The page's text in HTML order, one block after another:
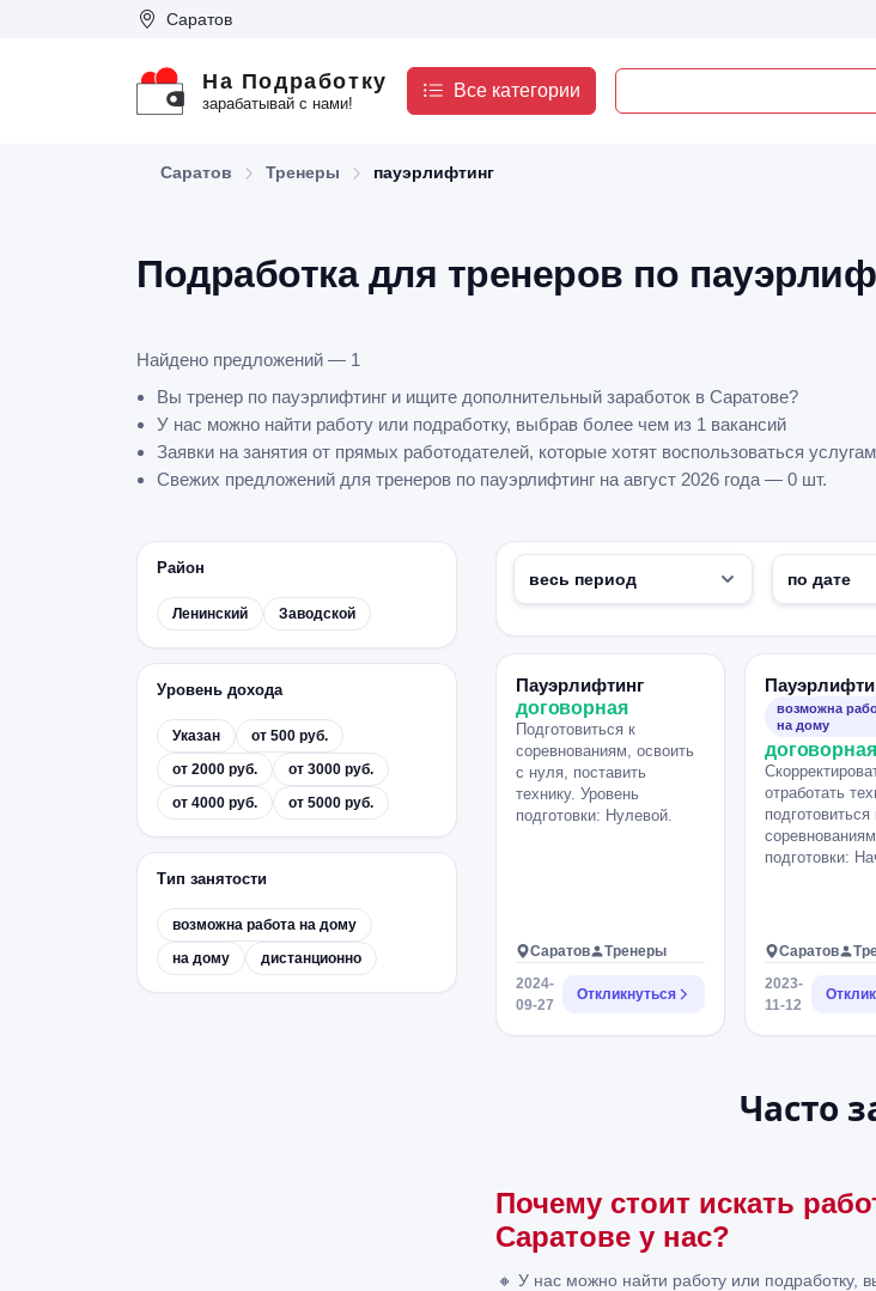
Саратов
На Подработку
зарабатывай с нами!
Все категории
Саратов Тренеры пауэрлифтинг
Подработка для тренеров по
Найдено предложений — 1
Вы тренер по пауэрлифтинг и ищите дополнительный заработок в Саратове?
У нас можно найти работу или подработку, выбрав более чем из 1 вакансий
Заявки на занятия от прямых работодателей, которые хотят воспользоваться
Свежих предложений для тренеров по пауэрлифтинг на август 2026 года — 0 шт.
Район
Ленинский Заводской
Уровень дохода
Указан
от 500 руб.
от 2000 руб.
от 3000 руб.
от 4000 руб.
от 5000 руб.
Тип занятости
возможна работа на дому
на дому
дистанционно
Пауэрлифтинг
договорная
Подготовиться к
соревнованиям, освоить
с нуля, поставить
технику. Уровень
подготовки: Нулевой.
Саратов
Тренеры
2024-
09-27
Откликнуться
возможна
на дому
договорная
отработать
подготовиться
подготовки:
Саратов
2023-
11-12
Часто
Почему стоит искать
Саратове у нас?
🔸 У нас можно найти работу или подработку,